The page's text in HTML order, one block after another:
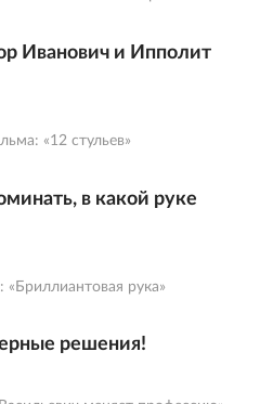
Иванович и Ипполит
«12 стульев»
в какой руке
рука»
решения!